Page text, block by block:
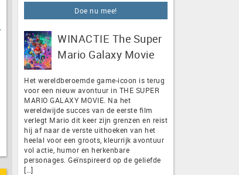
Doe nu mee!
WINACTIE The Super
Mario Galaxy Movie
Het wereldberoemde game-icoon is terug
voor een nieuw avontuur in THE SUPER
MARIO GALAXY MOVIE. Na het
wereldwijde succes van de eerste film
verlegt Mario dit keer zijn grenzen en reist
hij af naar de verste uithoeken van het
heelal voor een groots, kleurrijk avontuur
vol actie, humor en herkenbare
personages. Geïnspireerd op de geliefde
[…]